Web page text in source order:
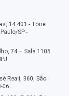
14.401 - Torre
SP -
74 – Sala 1105
Reali, 360, São
06